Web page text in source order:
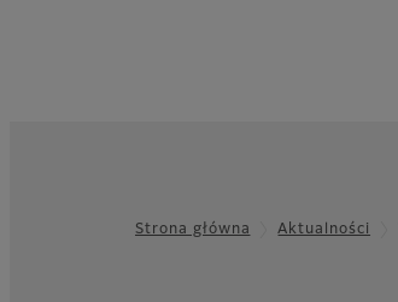
Strona główna Aktualności